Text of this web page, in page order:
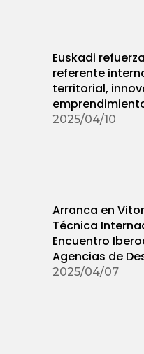
Euskadi
referente
territorial,
2025/04/10
Arranca en
Técnica
Encuentro
Agencias de
2025/04/07